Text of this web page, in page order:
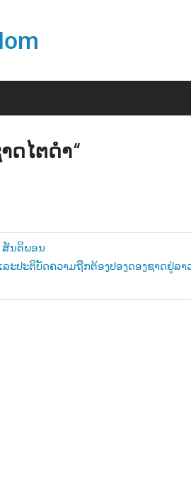
ດໄຕດຳ“
ສັນຕິພອນ
ປະຕິບັດຄວາມຖືກຕ້ອງປອງດອງຊາດຢູ່ລາ